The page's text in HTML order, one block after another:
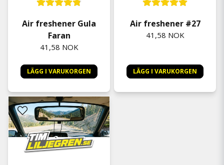
Air freshener Gula
Faran
41,58 NOK
LÄGG I VARUKORGEN
Air freshener #27
41,58 NOK
LÄGG I VARUKORGEN